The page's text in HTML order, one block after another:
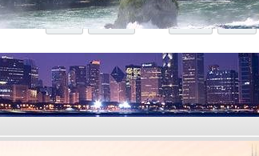
Start Zurück 1 2 3 Weiter Ende